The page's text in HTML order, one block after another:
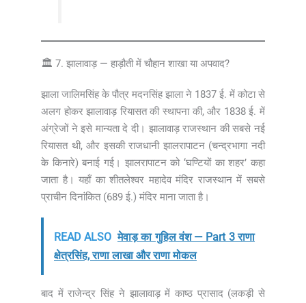
🏛️ 7. झालावाड़ — हाड़ौती में चौहान शाखा या अपवाद?
झाला जालिमसिंह के पौत्र मदनसिंह झाला ने 1837 ई. में कोटा से
अलग होकर झालावाड़ रियासत की स्थापना की, और 1838 ई. में
अंग्रेजों ने इसे मान्यता दे दी। झालावाड़ राजस्थान की सबसे नई
रियासत थी, और इसकी राजधानी झालरापाटन (चन्द्रभागा नदी
के किनारे) बनाई गई। झालरापाटन को ‘घण्टियों का शहर’ कहा
जाता है। यहाँ का शीतलेश्वर महादेव मंदिर राजस्थान में सबसे
प्राचीन दिनांकित (689 ई.) मंदिर माना जाता है।
READ ALSO मेवाड़ का गुहिल वंश — Part 3 राणा
क्षेत्रसिंह, राणा लाखा और राणा मोकल
बाद में राजेन्द्र सिंह ने झालावाड़ में काष्ठ प्रासाद (लकड़ी से